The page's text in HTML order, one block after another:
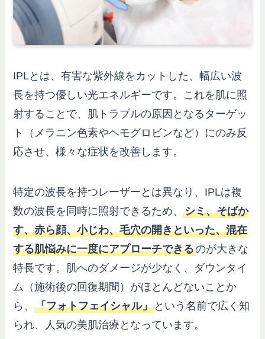
IPLとは、有害な紫外線をカットした、幅広い波
長を持つ優しい光エネルギーです。これを肌に照
射することで、肌トラブルの原因となるターゲッ
ト（メラニン色素やヘモグロビンなど）にのみ反
応させ、様々な症状を改善します。
特定の波長を持つレーザーとは異なり、IPLは複
数の波長を同時に照射できるため、シミ、そばか
す、赤ら顔、小じわ、毛穴の開きといった、混在
する肌悩みに一度にアプローチできるのが大きな
特長です。肌へのダメージが少なく、ダウンタイ
ム（施術後の回復期間）がほとんどないことか
ら、「フォトフェイシャル」 という名前で広く知
られ、人気の美肌治療となっています。